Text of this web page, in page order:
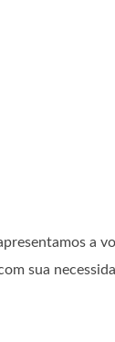
a
sua